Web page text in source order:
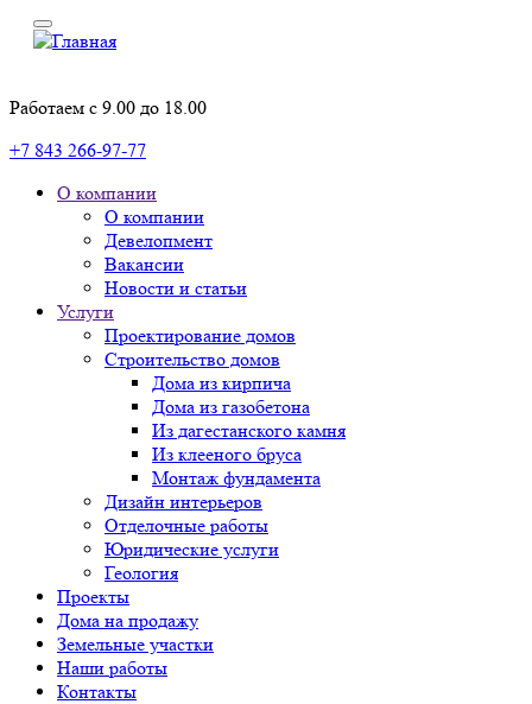
Работаем с 9.00 до 18.00
+7 843 266-97-77
О компании
О компании
Девелопмент
Вакансии
Новости и статьи
Услуги
Проектирование домов
Строительство домов
Дома из кирпича
Дома из газобетона
Из дагестанского камня
Из клееного бруса
Монтаж фундамента
Дизайн интерьеров
Отделочные работы
Юридические услуги
Геология
Проекты
Дома на продажу
Земельные участки
Наши работы
Контакты